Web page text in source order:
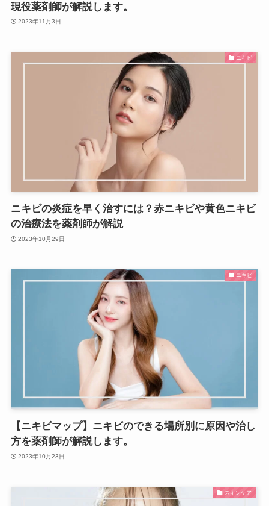
現役薬剤師が解説します。
2023年11月3日
ニキビ
ニキビの炎症を早く治すには？赤ニキビや黄色ニキビ
の治療法を薬剤師が解説
2023年10月29日
ニキビ
【ニキビマップ】ニキビのできる場所別に原因や治し
方を薬剤師が解説します。
2023年10月23日
スキンケア